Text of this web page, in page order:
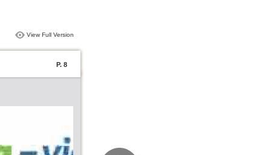
View Full Version
P. 8